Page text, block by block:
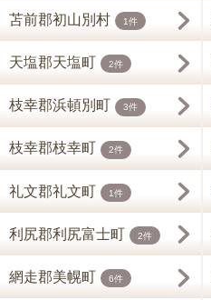
苫前郡初山別村 1件
天塩郡天塩町 2件
枝幸郡浜頓別町 3件
枝幸郡枝幸町 2件
礼文郡礼文町 1件
利尻郡利尻富士町 2件
網走郡美幌町 6件